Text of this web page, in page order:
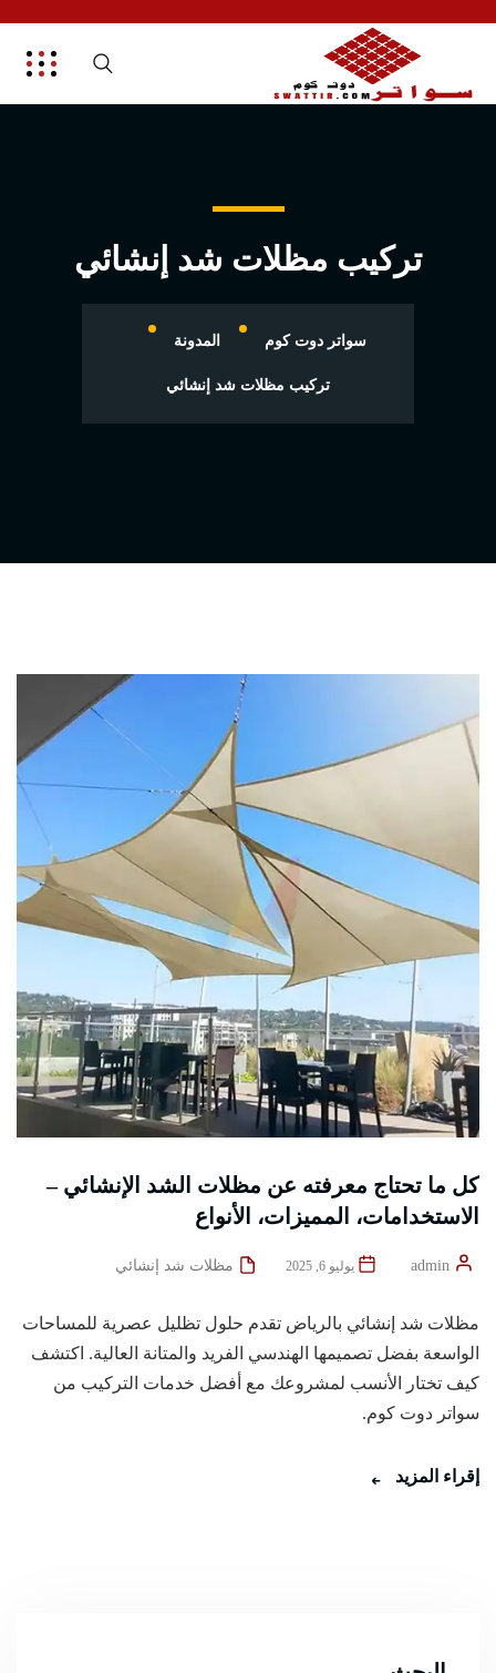
تركيب مظلات شد إنشائي
سواتر دوت كوم المدونة
تركيب مظلات شد إنشائي
كل ما تحتاج معرفته عن مظلات الشد الإنشائي –
الاستخدامات، المميزات، الأنواع
يوليو 6, 2025 مظلات شد إنشائي
مظلات شد إنشائي بالرياض تقدم حلول تظليل عصرية للمساحات
الواسعة بفضل تصميمها الهندسي الفريد والمتانة العالية. اكتشف
كيف تختار الأنسب لمشروعك مع أفضل خدمات التركيب من
سواتر دوت كوم.
إقراء المزيد